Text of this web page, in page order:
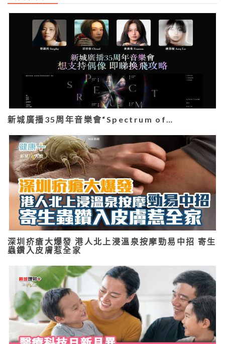
新城廣播35周年音樂會“Spectrum of…
深圳疥瘡大爆發 港人北上浸溫泉按摩勁易中招 寄生
蟲鑽入皮膚惹全家